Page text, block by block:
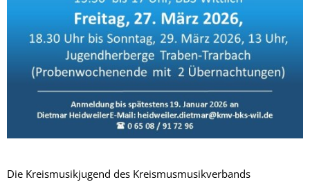
Die Kreismusikjugend des Kreismusmusikverbands